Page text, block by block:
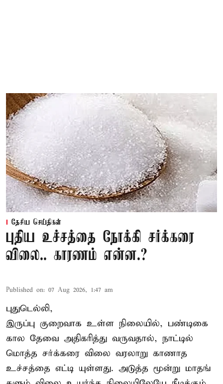
தேசிய செய்திகள்
புதிய உச்சத்தை நோக்கி சர்க்கரை
விலை.. காரணம் என்ன.?
Published on: 07 Aug 2026, 1:47 am
புதுடெல்லி,
இருப்பு குறைவாக உள்ள நிலையில், பண்டிகை
கால தேவை அதிகரித்து வருவதால், நாட்டில்
மொத்த சர்க்கரை விலை வரலாறு காணாத
உச்சத்தை எட்டி யுள்ளது. அடுத்த மூன்று மாதங்